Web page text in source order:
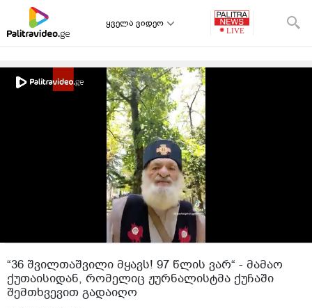
ყველა ვიდეო
“36 შვილთაშვილი მყავს! 97 წლის ვარ“ - მამაო
ქუთაისიდან, რომელიც ჟურნალისტმა ქუჩაში
შემთხვევით გადაიღო